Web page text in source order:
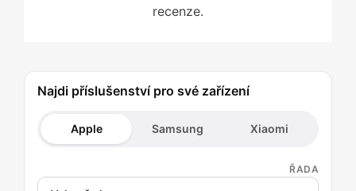
recenze.
Najdi příslušenství pro své zařízení
Apple Samsung Xiaomi
ŘADA